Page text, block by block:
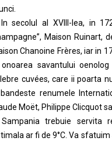
secolul al XVIII-lea, in
Maison Ruinart,
Chanoine Frères, iar in
savantului
cuvées, care ii poarta
renumele
Moët, Philippe Clicquot
trebuie servita
ar fi de 9°C. Va